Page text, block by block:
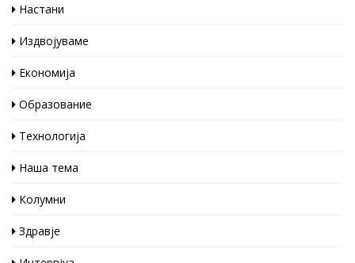
Настани
Издвојуваме
Економија
Образование
Технологија
Наша тема
Колумни
Здравје